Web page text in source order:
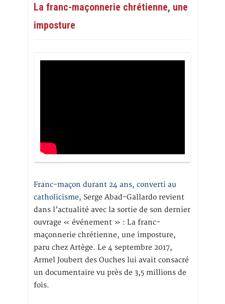
La franc-maçonnerie chrétienne, une
imposture
Franc-maçon durant 24 ans, converti au
catholicisme, Serge Abad-Gallardo revient
dans l’actualité avec la sortie de son dernier
ouvrage « événement » : La franc-
maçonnerie chrétienne, une imposture,
paru chez Artège. Le 4 septembre 2017,
Armel Joubert des Ouches lui avait consacré
un documentaire vu près de 3,5 millions de
fois.